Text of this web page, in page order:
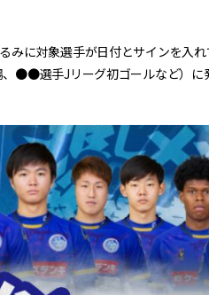
みに対象選手が日付とサインを入
●●選手Jリーグ初ゴールなど）に